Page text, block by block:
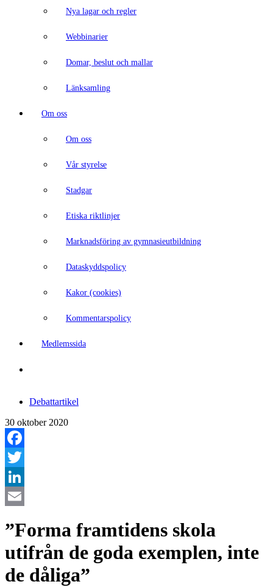
Nya lagar och regler
Webbinarier
Domar, beslut och mallar
Länksamling
Om oss
Om oss
Vår styrelse
Stadgar
Etiska riktlinjer
Marknadsföring av gymnasieutbildning
Dataskyddspolicy
Kakor (cookies)
Kommentarspolicy
Medlemssida
Debattartikel
30 oktober 2020
Facebook
Twitter
LinkedIn
”Forma framtidens skola
utifrån de goda exemplen, inte
de dåliga”